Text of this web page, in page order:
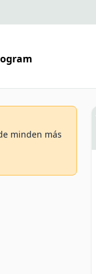
minden más